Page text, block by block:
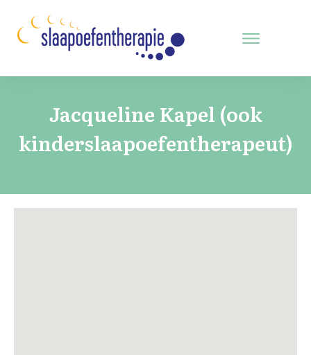
Jacqueline Kapel (ook
kinderslaapoefentherapeut)